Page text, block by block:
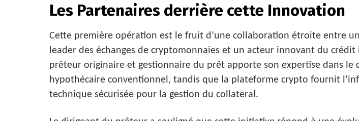
Les Partenaires derrière cette Innovation
Cette première opération est le fruit d’une collaboration étroite entre
leader des échanges de cryptomonnaies et un acteur innovant du crédit
prêteur originaire et gestionnaire du prêt apporte son expertise dans le
hypothécaire conventionnel, tandis que la plateforme crypto fournit
technique sécurisée pour la gestion du collateral.